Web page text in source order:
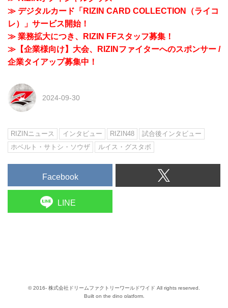
≫ デジタルカード「RIZIN CARD COLLECTION（ライコ
レ）」サービス開始！
≫ 業務拡大につき、RIZIN FFスタッフ募集！
≫【企業様向け】大会、RIZINファイターへのスポンサー /
企業タイアップ募集中！
2024-09-30
RIZINニュース インタビュー RIZIN48
試合後インタビュー
ホベルト・サトシ・ソウザ
ルイス・グスタボ
Facebook
LINE
© 2016- 株式会社ドリームファクトリーワールドワイド All rights reserved.
Built on the dino platform.